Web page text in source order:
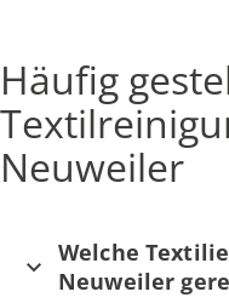
Häufig
Neuweiler
Welche
Neuweiler